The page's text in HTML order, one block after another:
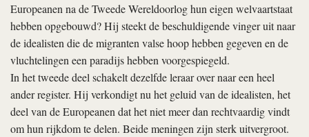
Europeanen na de Tweede Wereldoorlog hun eigen welvaartstaat
hebben opgebouwd? Hij steekt de beschuldigende vinger uit naar
de idealisten die de migranten valse hoop hebben gegeven en de
vluchtelingen een paradijs hebben voorgespiegeld.
In het tweede deel schakelt dezelfde leraar over naar een heel
ander register. Hij verkondigt nu het geluid van de idealisten, het
deel van de Europeanen dat het niet meer dan rechtvaardig vindt
om hun rijkdom te delen. Beide meningen zijn sterk uitvergroot.